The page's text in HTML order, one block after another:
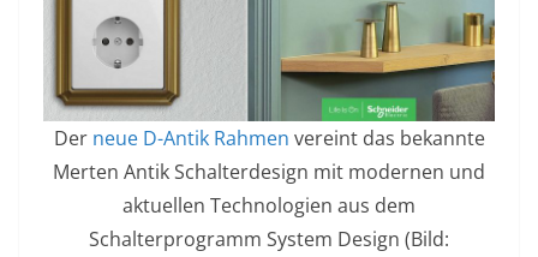
Der neue D-Antik Rahmen vereint das bekannte
Merten Antik Schalterdesign mit modernen und
aktuellen Technologien aus dem
Schalterprogramm System Design (Bild: